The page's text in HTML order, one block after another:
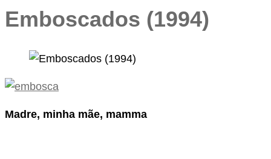
Emboscados (1994)
Madre, minha mãe, mamma